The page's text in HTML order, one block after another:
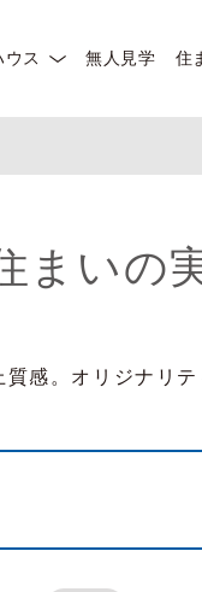
ウス 無人見学 住
まいの
感。オリジナリ